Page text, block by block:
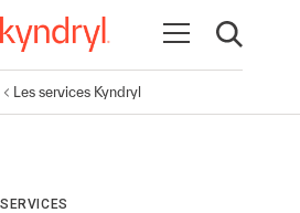
Ouvrir la navigation
Ouvrir la
Les services Kyndryl
SERVICES